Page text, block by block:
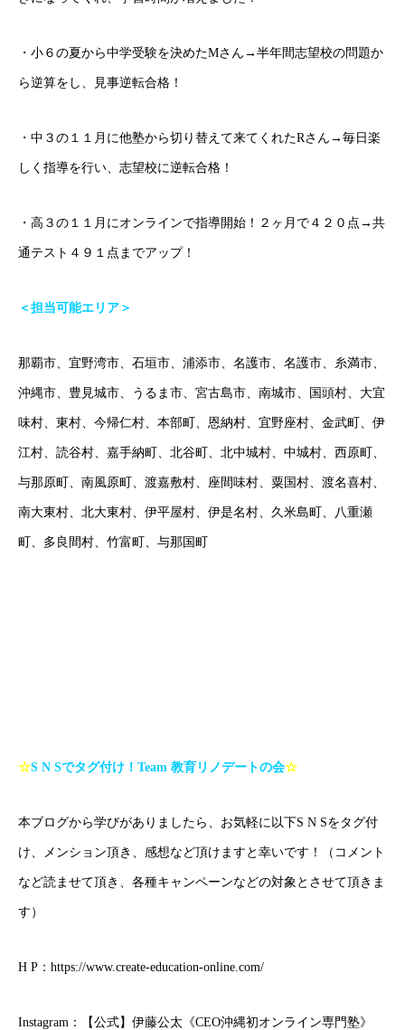
各種SNS
・小６の夏から中学受験を決めたMさん→半年間志望校の問題か
ら逆算をし、見事逆転合格！
・中３の１１月に他塾から切り替えて来てくれたRさん→毎日楽
しく指導を行い、志望校に逆転合格！
・高３の１１月にオンラインで指導開始！２ヶ月で４２０点→共
通テスト４９１点までアップ！
＜担当可能エリア＞
那覇市、宜野湾市、石垣市、浦添市、名護市、名護市、糸満市、
沖縄市、豊見城市、うるま市、宮古島市、南城市、国頭村、大宜
味村、東村、今帰仁村、本部町、恩納村、宜野座村、金武町、伊
江村、読谷村、嘉手納町、北谷町、北中城村、中城村、西原町、
与那原町、南風原町、渡嘉敷村、座間味村、粟国村、渡名喜村、
南大東村、北大東村、伊平屋村、伊是名村、久米島町、八重瀬
町、多良間村、竹富町、与那国町
☆S N Sでタグ付け！ Team 教育リノデートの会☆
本ブログから学びがありましたら、お気軽に以下S N Sをタグ付
け、メンション頂き、感想など頂けますと幸いです！（コメント
など読ませて頂き、各種キャンペーンなどの対象とさせて頂きま
す）
H P： https://www.create-education-online.com/
Instagram： 【公式】伊藤公太《CEO沖縄初オンライン専門塾》